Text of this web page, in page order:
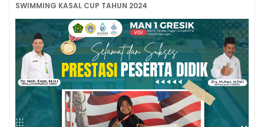
SWIMMING KASAL CUP TAHUN 2024